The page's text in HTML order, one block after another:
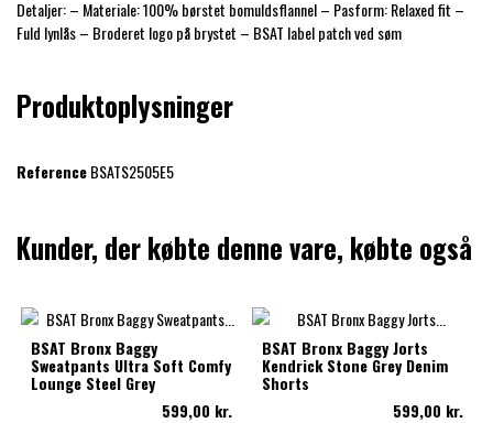
Detaljer: – Materiale: 100% børstet bomuldsflannel – Pasform: Relaxed fit –
Fuld lynlås – Broderet logo på brystet – BSAT label patch ved søm
Produktoplysninger
ReferenceBSATS2505E5
Kunder, der købte denne vare, købte også
BSAT Bronx Baggy
Sweatpants Ultra Soft Comfy
Lounge Steel Grey
599,00 kr.
BSAT Bronx Baggy Jorts
Kendrick Stone Grey Denim
Shorts
599,00 kr.